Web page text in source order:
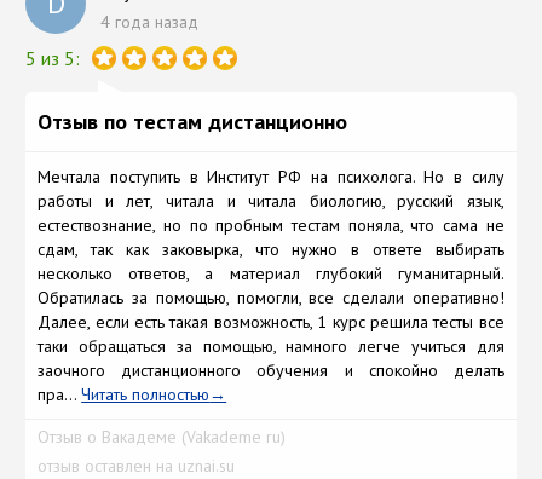
4 года назад
5 из 5:
Отзыв по тестам дистанционно
Мечтала поступить в Институт РФ на психолога. Но в силу
работы и лет, читала и читала биологию, русский язык,
естествознание, но по пробным тестам поняла, что сама не
сдам, так как заковырка, что нужно в ответе выбирать
несколько ответов, а материал глубокий гуманитарный.
Обратилась за помощью, помогли, все сделали оперативно!
Далее, если есть такая возможность, 1 курс решила тесты все
таки обращаться за помощью, намного легче учиться для
заочного дистанционного обучения и спокойно делать
пра...Читать полностью
Отзыв о Вакадеме (Vakademe ru)
отзыв оставлен на uznai.su